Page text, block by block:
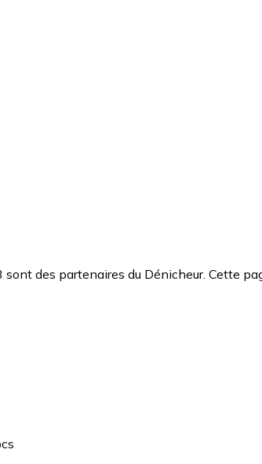
des partenaires du Dénicheur. Cette